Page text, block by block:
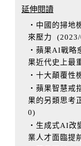
延伸閱讀
‧中國的掃地
來壓力
(
‧蘋果AI戰略
果近代史上最
‧十大顛覆性
‧蘋果智慧戒
果的另類思考
0)
‧生成式AI改
業人才面臨提